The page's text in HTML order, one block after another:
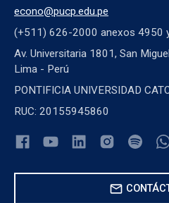
econo@pucp.edu.pe
(+511) 626-2000 anexos 4950
Av. Universitaria 1801, San
Lima - Perú
PONTIFICIA UNIVERSIDAD
RUC: 20155945860
mail